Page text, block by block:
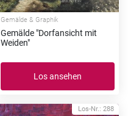
Gemälde & Graphik
Gemälde "Dorfansicht mit
Weiden"
Los ansehen
Los-Nr.: 288